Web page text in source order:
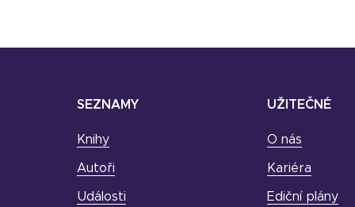
SEZNAMY
Knihy
Autoři
Události
UŽITEČNÉ
O nás
Kariéra
Ediční plány